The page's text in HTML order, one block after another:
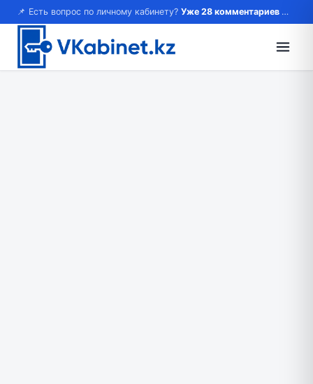
📌 Есть вопрос по личному кабинету? Уже 28 комментариев — возможно, ответ там!